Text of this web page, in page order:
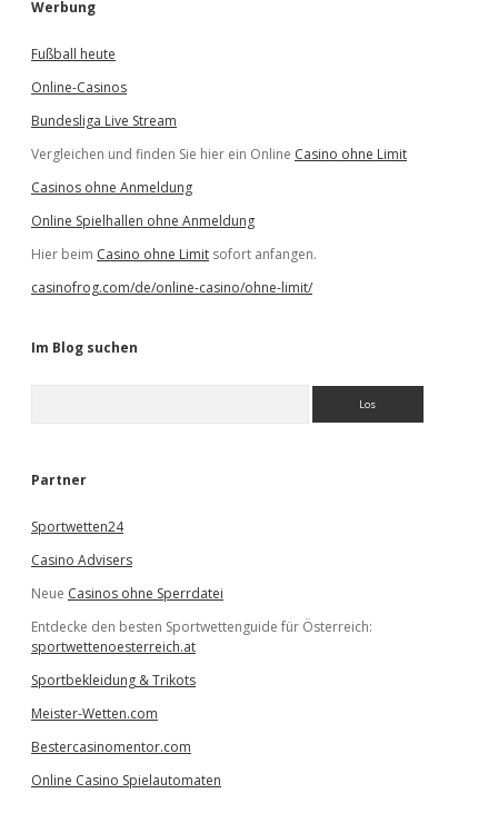
Werbung
Fußball heute
Online-Casinos
Bundesliga Live Stream
Vergleichen und finden Sie hier ein Online Casino ohne Limit
Casinos ohne Anmeldung
Online Spielhallen ohne Anmeldung
Hier beim Casino ohne Limit sofort anfangen.
casinofrog.com/de/online-casino/ohne-limit/
Im Blog suchen
e
Partner
Sportwetten24
Casino Advisers
Neue Casinos ohne Sperrdatei
Entdecke den besten Sportwettenguide für Österreich:
sportwettenoesterreich.at
Sportbekleidung & Trikots
Meister-Wetten.com
Bestercasinomentor.com
Online Casino Spielautomaten